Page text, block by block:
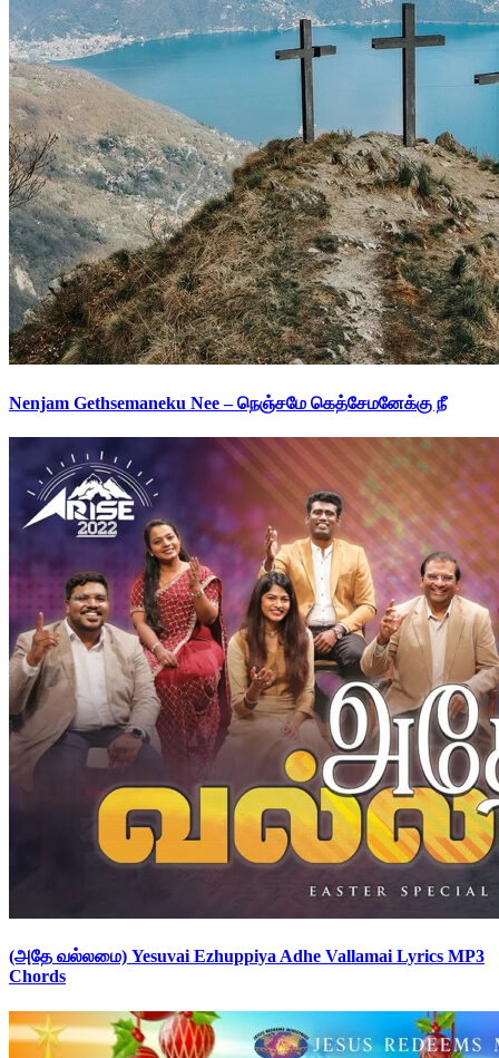
Nenjam Gethsemaneku Nee – நெஞ்சமே கெத்சேமனேக்கு நீ
(அதே வல்லமை) Yesuvai Ezhuppiya Adhe Vallamai Lyrics MP3
Chords